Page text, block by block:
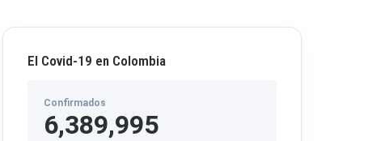
El Covid-19 en Colombia
Confirmados
6,389,995